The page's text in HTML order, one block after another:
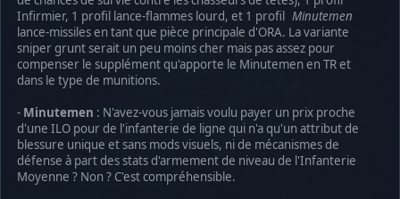
Infirmier, 1 profil lance-flammes lourd, et 1 profil Minutemen
lance-missiles en tant que pièce principale d'ORA. La variante
sniper grunt serait un peu moins cher mais pas assez pour
compenser le supplément qu'apporte le Minutemen en TR et
dans le type de munitions.
- Minutemen : N'avez-vous jamais voulu payer un prix proche
d'une ILO pour de l'infanterie de ligne qui n'a qu'un attribut de
blessure unique et sans mods visuels, ni de mécanismes de
défense à part des stats d'armement de niveau de l'Infanterie
Moyenne ? Non ? C'est compréhensible.